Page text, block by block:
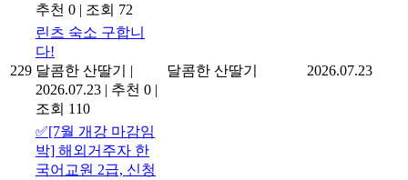
추천 0 | 조회 72
229
린츠 숙소 구합니
다!
달콤한 산딸기
|
2026.07.23 | 추천 0 |
조회 110
달콤한 산딸기 2026.07.23
✅[7월 개강 마감임
박] 해외거주자 한
국어교원 2급, 신청